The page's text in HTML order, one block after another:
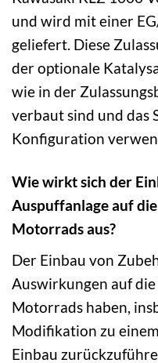
und wird mit einer
geliefert. Diese
der optionale
wie in der
verbaut sind und das
Konfiguration
Wie wirkt sich der
Auspuffanlage auf
Motorrads aus?
Der Einbau von
Auswirkungen auf
Motorrads haben,
Modifikation zu
Einbau